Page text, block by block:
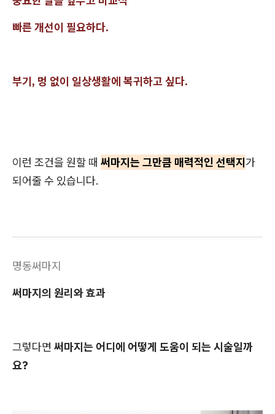
빠른 개선이 필요하다.
부기, 멍 없이 일상생활에 복귀하고 싶다.
이런 조건을 원할 때 써마지는 그만큼 매력적인 선택지가
되어줄 수 있습니다.
명동써마지
써마지의 원리와 효과
그렇다면 써마지는 어디에 어떻게 도움이 되는 시술일까
요?